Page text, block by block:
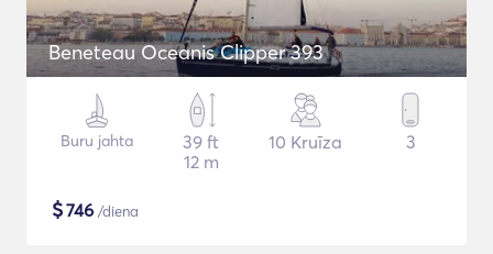
Beneteau Oceanis Clipper 393
Buru jahta
39 ft
12 m
10 Kruīza 3
$746 /diena